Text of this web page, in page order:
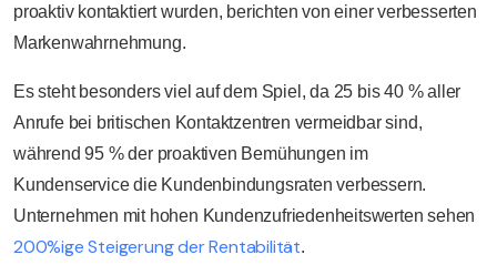
proaktiv kontaktiert wurden, berichten von einer verbesserten
Markenwahrnehmung.
Es steht besonders viel auf dem Spiel, da 25 bis 40 % aller
Anrufe bei britischen Kontaktzentren vermeidbar sind,
während 95 % der proaktiven Bemühungen im
Kundenservice die Kundenbindungsraten verbessern.
Unternehmen mit hohen Kundenzufriedenheitswerten sehen
200%ige Steigerung der Rentabilität.